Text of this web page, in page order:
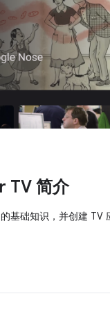
TV 简介
基础知识，并创建 TV